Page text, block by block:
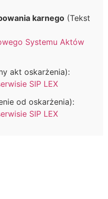
karnego (Tekst
Systemu Aktów
akt oskarżenia):
SIP LEX
od oskarżenia):
SIP LEX